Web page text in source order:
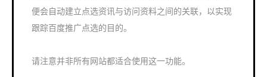
便会自动建立点选资讯与访问资料之间的关联，以实现
跟踪百度推广点选的目的。
请注意并非所有网站都适合使用这一功能。